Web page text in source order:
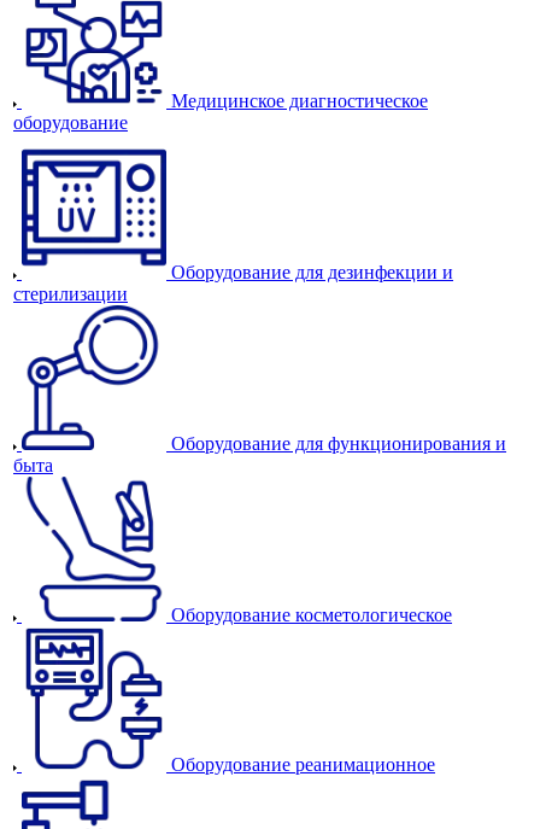
Медицинское диагностическое
оборудование
Оборудование для дезинфекции и
стерилизации
Оборудование для функционирования и
быта
Оборудование косметологическое
Оборудование реанимационное